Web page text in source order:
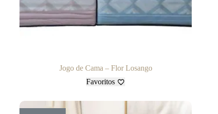
Jogo de Cama – Flor Losango
Favoritos